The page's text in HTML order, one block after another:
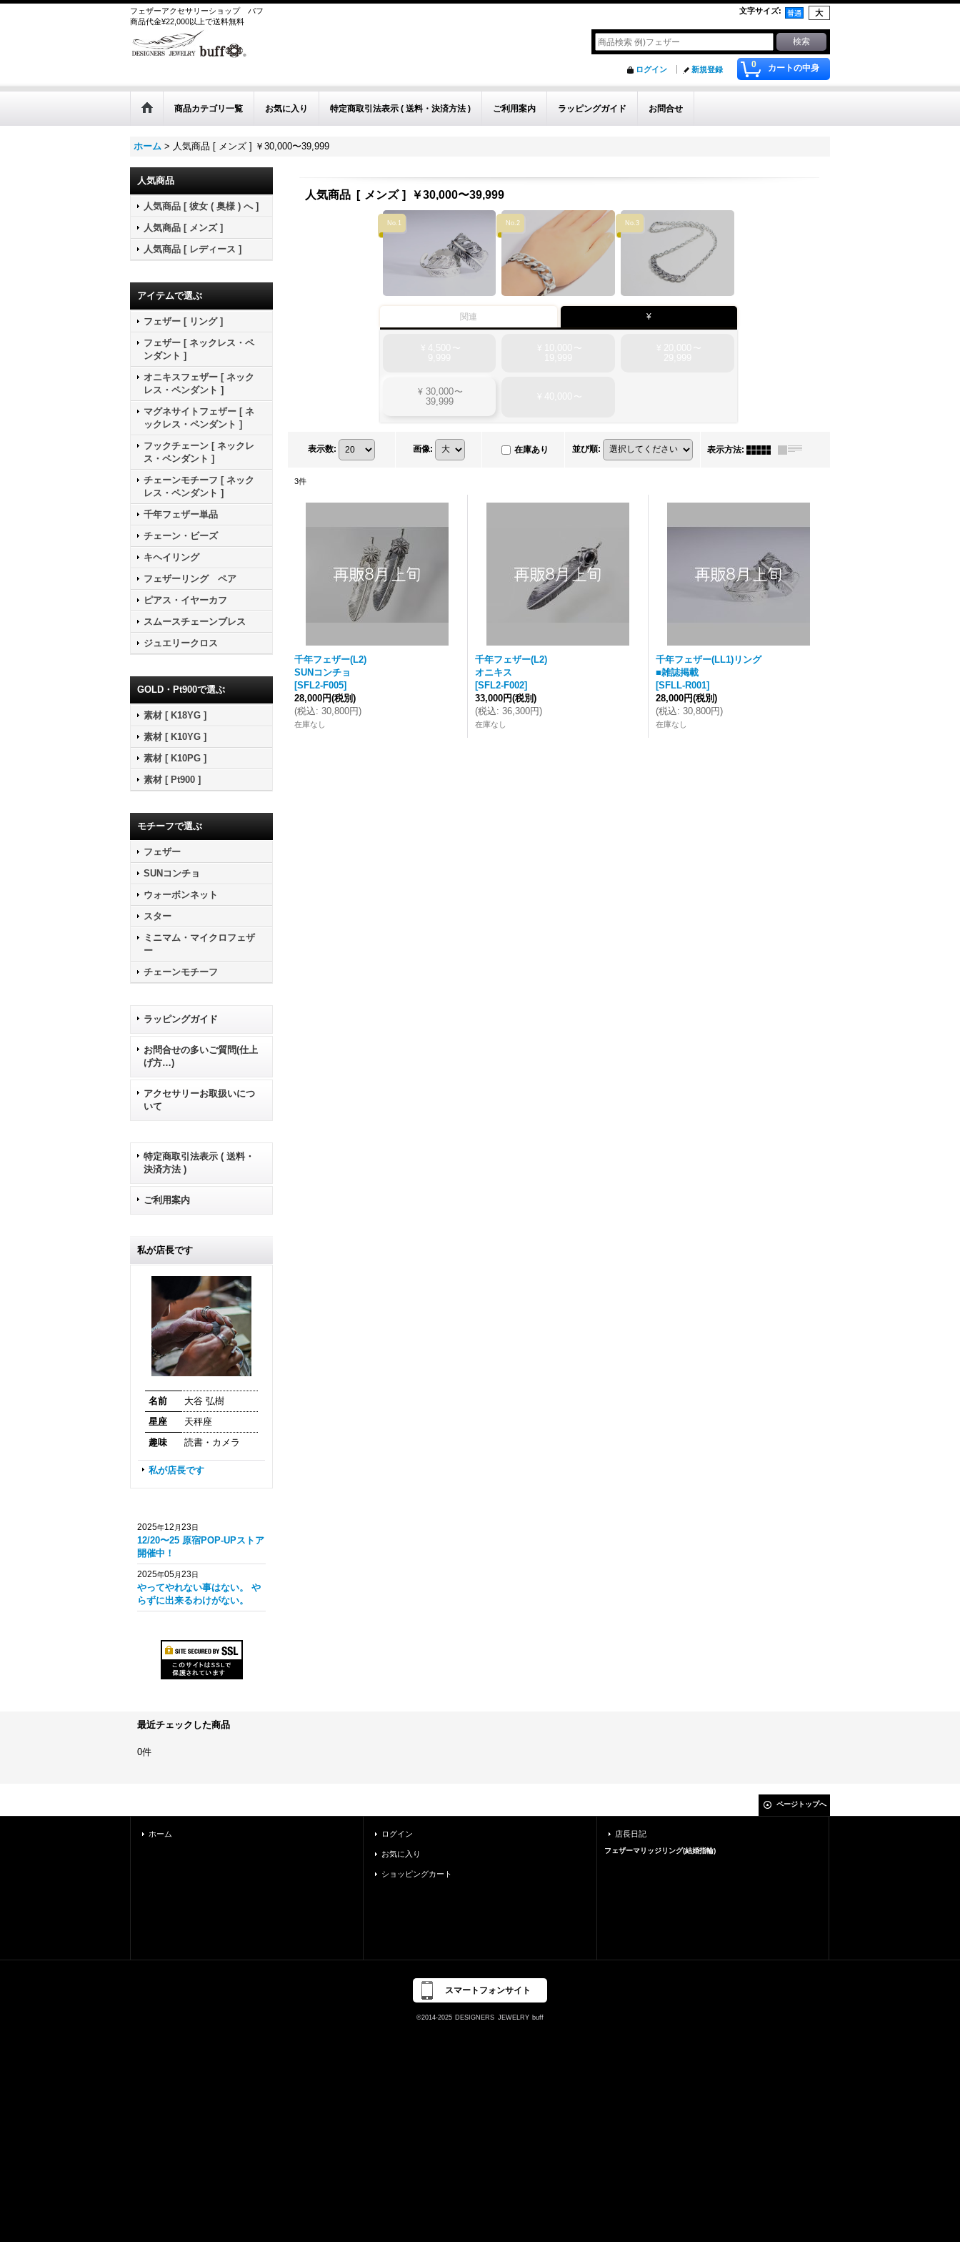
フェザーアクセサリーショップ
バフ
商品代金¥22,000以上で送料無料
文字サイズ:
0 カートの中身
ログイン 新規登録
商品カテゴリ一覧 お気に入り 特定商取引法表示 ( 送料・決済方法 ) ご利用案内 ラッピングガイド お問合せ
ホーム > 人気商品 [ メンズ ] ￥30,000〜39,999
人気商品
人気商品 [ 彼女 ( 奥様 ) へ ]
人気商品 [ メンズ ]
人気商品 [ レディース ]
アイテムで選ぶ
フェザー [ リング ]
フェザー [ ネックレス・ペ
ンダント ]
オニキスフェザー [ ネック
レス・ペンダント ]
マグネサイトフェザー [ ネ
ックレス・ペンダント ]
フックチェーン [ ネックレ
ス・ペンダント ]
チェーンモチーフ [ ネック
レス・ペンダント ]
千年フェザー単品
チェーン・ビーズ
キヘイリング
フェザーリング ペア
ピアス・イヤーカフ
スムースチェーンブレス
ジュエリークロス
GOLD・Pt900で選ぶ
素材 [ K18YG ]
素材 [ K10YG ]
素材 [ K10PG ]
素材 [ Pt900 ]
モチーフで選ぶ
フェザー
SUNコンチョ
ウォーボンネット
スター
ミニマム・マイクロフェザ
ー
チェーンモチーフ
ラッピングガイド
お問合せの多いご質問(仕上
げ方…)
アクセサリーお取扱いにつ
いて
特定商取引法表示 ( 送料・
決済方法 )
ご利用案内
私が店長です
名前
大谷 弘樹
星座
天秤座
趣味
読書・カメラ
私が店長です
2025年12 月23日
12/20〜25 原宿POP-UPストア
開催中！
2025年05月23日
やってやれない事はない。 や
らずに出来るわけがない。
人気商品 [ メンズ ] ￥30,000〜39,999
No.1 No.2 No.3
関連 ¥
¥ 30,000〜
39,999
表示数: 画像: 在庫あり 並び順: 表示方法:
3件
千年フェザー(L2)
SUNコンチョ
[SFL2-F005]
28,000円(税別)
(税込: 30,800円)
在庫なし
千年フェザー(L2)
オニキス
[SFL2-F002]
33,000円(税別)
(税込: 36,300円)
在庫なし
千年フェザー(LL1)リング
■雑誌掲載
[SFLL-R001]
28,000円(税別)
(税込: 30,800円)
在庫なし
最近チェックした商品
0件
ページトップへ
ホーム ログイン
お気に入り
ショッピングカート
店長日記
フェザーマリッジリング(結婚指輪)
スマートフォンサイト
©2014-2025 DESIGNERS JEWELRY buff